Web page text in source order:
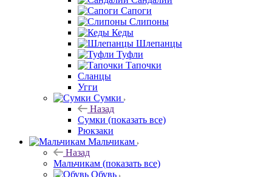
Сапоги
Слипоны
Кеды
Шлепанцы
Туфли
Тапочки
Сланцы
Угги
Сумки
Назад
Сумки (показать все)
Рюкзаки
Мальчикам
Назад
Мальчикам (показать все)
Обувь